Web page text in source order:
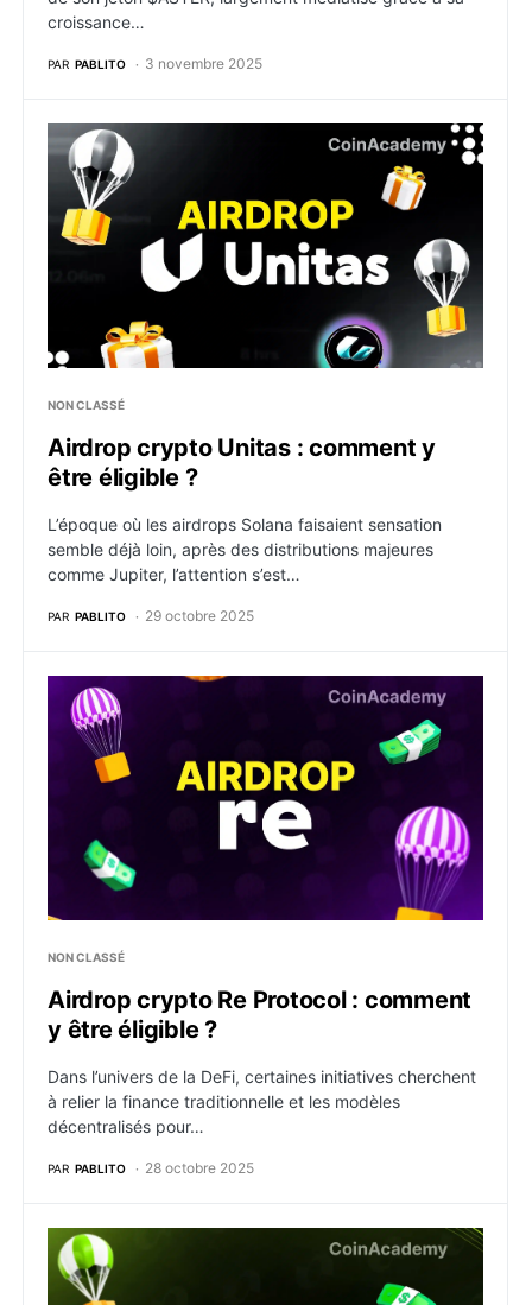
croissance…
PAR PABLITO 3 novembre 2025
Airdrop crypto Unitas : comment y être éligible ?
NON CLASSÉ
Airdrop crypto Unitas : comment y
être éligible ?
L’époque où les airdrops Solana faisaient sensation
semble déjà loin, après des distributions majeures
comme Jupiter, l’attention s’est…
PAR PABLITO 29 octobre 2025
Airdrop crypto Re Protocol : comment y être éligible
NON CLASSÉ
Airdrop crypto Re Protocol : comment
y être éligible ?
Dans l’univers de la DeFi, certaines initiatives cherchent
à relier la finance traditionnelle et les modèles
décentralisés pour…
PAR PABLITO 28 octobre 2025
Airdrop crypto Harmonix : comment y être éligible ?